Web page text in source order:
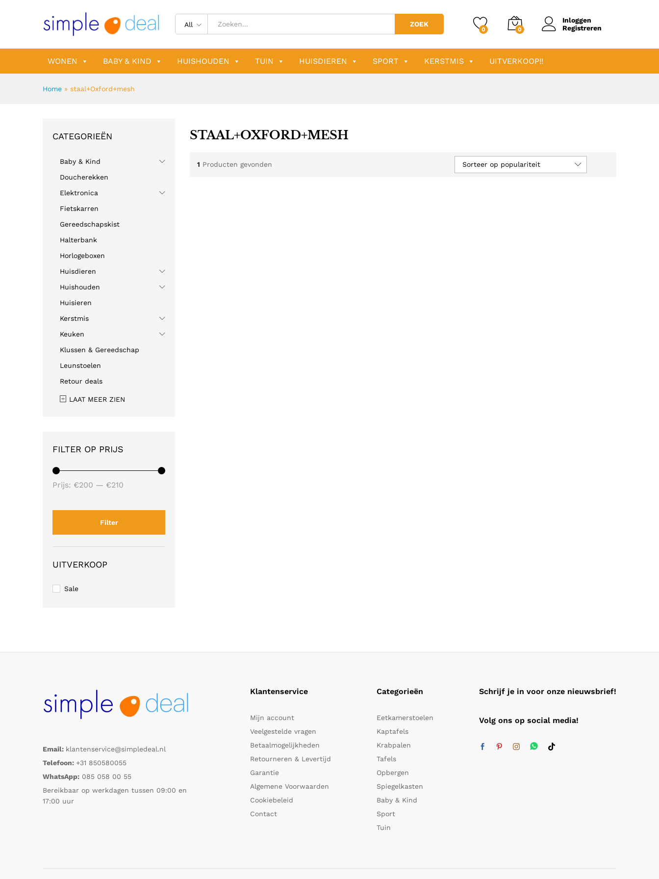
All ZOEK
0 0
Inloggen
Registreren
WONEN BABY & KIND HUISHOUDEN TUIN HUISDIEREN SPORT KERSTMIS UITVERKOOP!!
Home » staal+Oxford+mesh
STAAL+OXFORD+MESH
1 Producten gevonden Sorteer op populariteit
CATEGORIEËN
Baby & Kind
Doucherekken
Elektronica
Fietskarren
Gereedschapskist
Halterbank
Horlogeboxen
Huisdieren
Huishouden
Huisieren
Kerstmis
Keuken
Klussen & Gereedschap
Leunstoelen
Retour deals
LAAT MEER ZIEN
FILTER OP PRIJS
Filter
Prijs: €200 — €210
UITVERKOOP
Sale
Email: klantenservice@simpledeal.nl
Telefoon: +31 850580055
WhatsApp: 085 058 00 55
Bereikbaar op werkdagen tussen 09:00 en
17:00 uur
Klantenservice
Mijn account
Veelgestelde vragen
Betaalmogelijkheden
Retourneren & Levertijd
Garantie
Algemene Voorwaarden
Cookiebeleid
Contact
Categorieën
Eetkamerstoelen
Kaptafels
Krabpalen
Tafels
Opbergen
Spiegelkasten
Baby & Kind
Sport
Tuin
Schrijf je in voor onze nieuwsbrief!
Volg ons op social media!